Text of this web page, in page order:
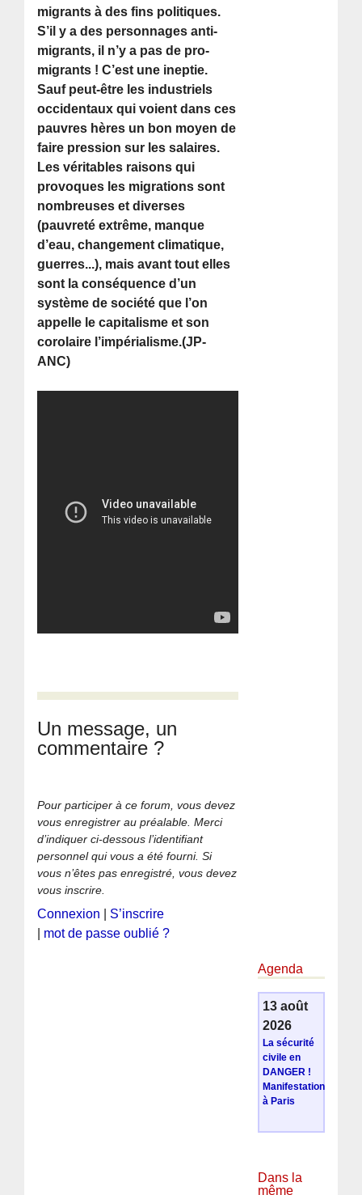
migrants à des fins politiques.
S’il y a des personnages anti-
migrants, il n’y a pas de pro-
migrants ! C’est une ineptie.
Sauf peut-être les industriels
occidentaux qui voient dans ces
pauvres hères un bon moyen de
faire pression sur les salaires.
Les véritables raisons qui
provoques les migrations sont
nombreuses et diverses
(pauvreté extrême, manque
d’eau, changement climatique,
guerres...), mais avant tout elles
sont la conséquence d’un
système de société que l’on
appelle le capitalisme et son
corolaire l’impérialisme.(JP-
ANC)
Un message, un
commentaire ?
Pour participer à ce forum, vous devez
vous enregistrer au préalable. Merci
d’indiquer ci-dessous l’identifiant
personnel qui vous a été fourni. Si
vous n’êtes pas enregistré, vous devez
vous inscrire.
Connexion
S’inscrire
mot de passe oublié ?
Agenda
13 août
2026
La sécurité
civile en
DANGER !
Manifestation
à Paris
Dans la
même